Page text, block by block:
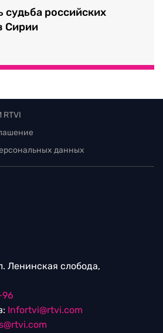
судьба российских
Сирии
данных
Ленинская слобода,
96
Infortvi@rtvi.com